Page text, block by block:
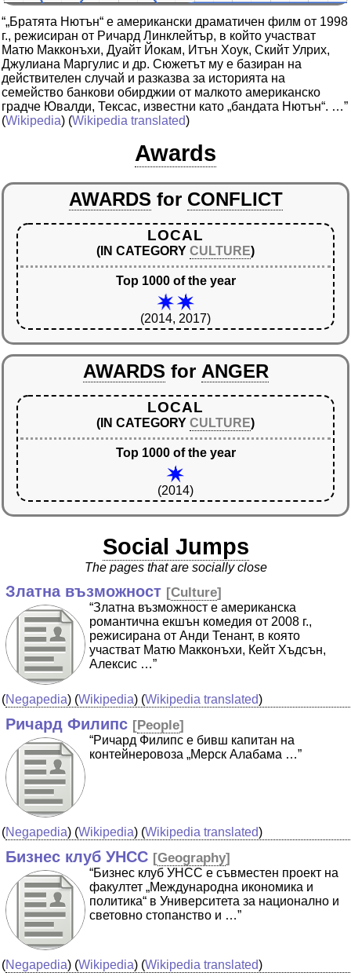
“„Братята Нютън“ е американски драматичен филм от 1998
г., режисиран от Ричард Линклейтър, в който участват
Матю Макконъхи, Дуайт Йокам, Итън Хоук, Скийт Улрих,
Джулиана Маргулис и др. Сюжетът му е базиран на
действителен случай и разказва за историята на
семейство банкови обирджии от малкото американско
градче Ювалди, Тексас, известни като „бандата Нютън“. …”
(Wikipedia) (Wikipedia translated)
Awards
AWARDS for CONFLICT
LOCAL
(IN CATEGORY CULTURE)
Top 1000 of the year
(2014, 2017)
AWARDS for ANGER
LOCAL
(IN CATEGORY CULTURE)
Top 1000 of the year
(2014)
Social Jumps
The pages that are socially close
Златна възможност [Culture]
“Златна възможност e американска
романтична екшън комедия от 2008 г.,
режисирана от Анди Тенант, в която
участват Матю Макконъхи, Кейт Хъдсън,
Алексис …”
(Negapedia) (Wikipedia) (Wikipedia translated)
Ричард Филипс [People]
“Ричард Филипс е бивш капитан на
контейнеровоза „Мерск Алабама …”
(Negapedia) (Wikipedia) (Wikipedia translated)
Бизнес клуб УНСС [Geography]
“Бизнес клуб УНСС е съвместен проект на
факултет „Международна икономика и
политика“ в Университета за национално и
световно стопанство и …”
(Negapedia) (Wikipedia) (Wikipedia translated)